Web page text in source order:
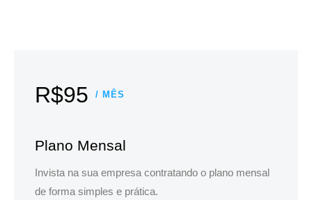
R$95 / MÊS
Plano Mensal
Invista na sua empresa contratando o plano mensal
de forma simples e prática.